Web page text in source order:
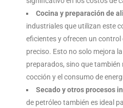
Cocina y preparación de
industriales que utilizan este
eficientes y ofrecen un
preciso. Esto no solo mejora
preparados, sino que también
cocción y el consumo de
Secado y otros procesos
de petróleo también es ideal